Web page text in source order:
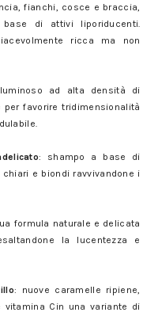
fianchi, cosce e braccia,
di attivi liporiducenti.
ricca ma non
ad alta densità di
favorire tridimensionalità
: shampo a base di
e biondi ravvivandone i
formula naturale e delicata
la lucentezza e
: nuove caramelle ripiene,
Cin una variante di